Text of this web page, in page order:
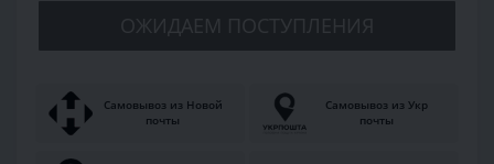
ОЖИДАЕМ ПОСТУПЛЕНИЯ
Самовывоз из Новой
почты
Самовывоз из Укр
почты